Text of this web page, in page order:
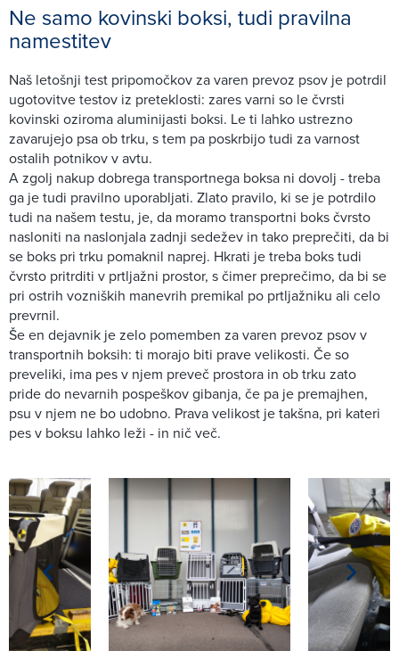
Ne samo kovinski boksi, tudi pravilna
namestitev
Naš letošnji test pripomočkov za varen prevoz psov je potrdil
ugotovitve testov iz preteklosti: zares varni so le čvrsti
kovinski oziroma aluminijasti boksi. Le ti lahko ustrezno
zavarujejo psa ob trku, s tem pa poskrbijo tudi za varnost
ostalih potnikov v avtu.
A zgolj nakup dobrega transportnega boksa ni dovolj - treba
ga je tudi pravilno uporabljati. Zlato pravilo, ki se je potrdilo
tudi na našem testu, je, da moramo transportni boks čvrsto
nasloniti na naslonjala zadnji sedežev in tako preprečiti, da bi
se boks pri trku pomaknil naprej. Hkrati je treba boks tudi
čvrsto pritrditi v prtljažni prostor, s čimer preprečimo, da bi se
pri ostrih vozniških manevrih premikal po prtljažniku ali celo
prevrnil.
Še en dejavnik je zelo pomemben za varen prevoz psov v
transportnih boksih: ti morajo biti prave velikosti. Če so
preveliki, ima pes v njem preveč prostora in ob trku zato
pride do nevarnih pospeškov gibanja, če pa je premajhen,
psu v njem ne bo udobno. Prava velikost je takšna, pri kateri
pes v boksu lahko leži - in nič več.